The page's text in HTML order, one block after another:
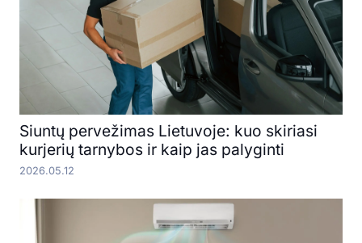
Siuntų pervežimas Lietuvoje: kuo skiriasi
kurjerių tarnybos ir kaip jas palyginti
2026.05.12